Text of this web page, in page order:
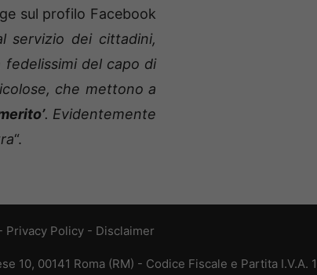
sul profilo Facebook
servizio dei cittadini,
del capo di
che mettono a
. Evidentemente
“.
Privacy Policy - Disclaimer
10, 00141 Roma (RM) - Codice Fiscale e Partita I.V.A.